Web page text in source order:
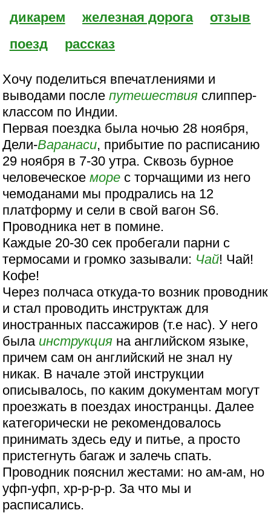
дикарем
железная дорога
отзыв
поезд
рассказ
Хочу поделиться впечатлениями и
выводами послепутешествия слиппер-
классом по Индии.
Первая поездка была ночью 28 ноября,
Дели-Варанаси, прибытие по расписанию
29 ноября в 7-30 утра. Сквозь бурное
человеческоеморе с торчащими из него
чемоданами мы продрались на 12
платформу и сели в свой вагон S6.
Проводника нет в помине.
Каждые 20-30 сек пробегали парни с
термосами и громко зазывали: Чай! Чай!
Кофе!
Через полчаса откуда-то возник проводник
и стал проводить инструктаж для
иностранных пассажиров (т.е нас). У него
была инструкция на английском языке,
причем сам он английский не знал ну
никак. В начале этой инструкции
описывалось, по каким документам могут
проезжать в поездах иностранцы. Далее
категорически не рекомендовалось
принимать здесь еду и питье, а просто
пристегнуть багаж и залечь спать.
Проводник пояснил жестами: но ам-ам, но
уфп-уфп, хр-р-р-р. За что мы и
расписались.